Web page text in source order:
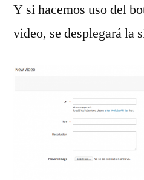
Y si hacemos uso del
video, se desplegará la